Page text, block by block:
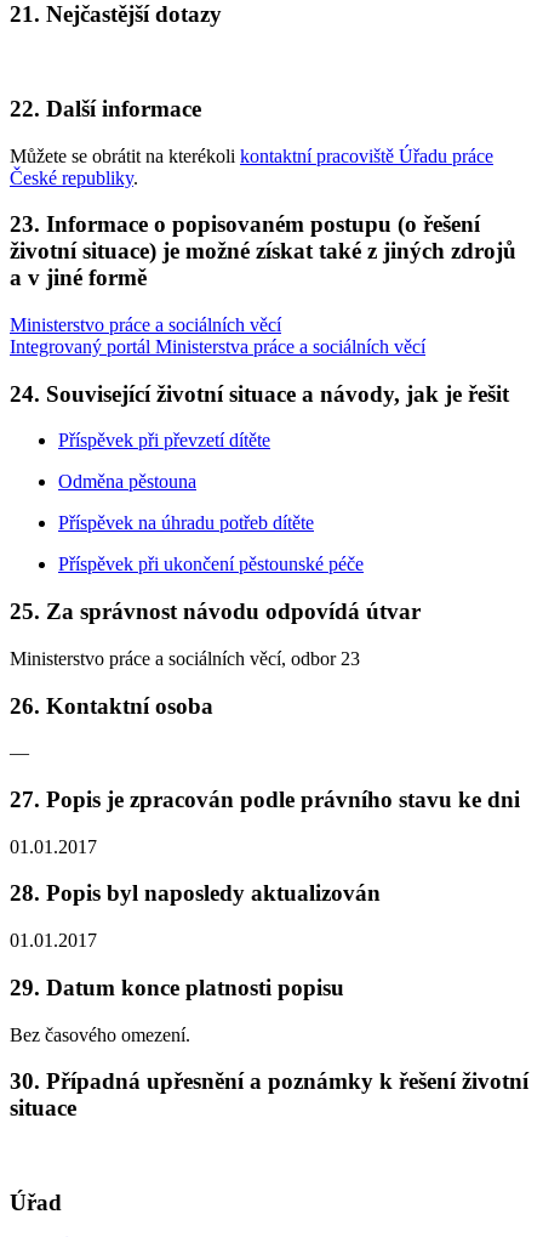
21. Nejčastější dotazy
22. Další informace
Můžete se obrátit na kterékoli kontaktní pracoviště Úřadu práce
České republiky.
23. Informace o popisovaném postupu (o řešení
životní situace) je možné získat také z jiných zdrojů
a v jiné formě
Ministerstvo práce a sociálních věcí
Integrovaný portál Ministerstva práce a sociálních věcí
24. Související životní situace a návody, jak je řešit
Příspěvek při převzetí dítěte
Odměna pěstouna
Příspěvek na úhradu potřeb dítěte
Příspěvek při ukončení pěstounské péče
25. Za správnost návodu odpovídá útvar
Ministerstvo práce a sociálních věcí, odbor 23
26. Kontaktní osoba
—
27. Popis je zpracován podle právního stavu ke dni
01.01.2017
28. Popis byl naposledy aktualizován
01.01.2017
29. Datum konce platnosti popisu
Bez časového omezení.
30. Případná upřesnění a poznámky k řešení životní
situace
Úřad